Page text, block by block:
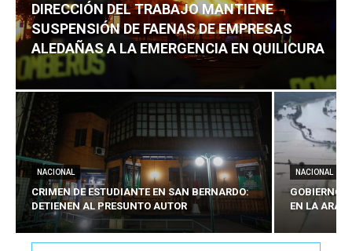
DIRECCIÓN DEL TRABAJO MANTIENE
SUSPENSIÓN DE FAENAS DE EMPRESAS
ALEDAÑAS A LA EMERGENCIA EN QUILICURA
NACIONAL
CRIMEN DE ESTUDIANTE EN SAN BERNARDO:
DETIENEN AL PRESUNTO AUTOR
NACIONAL
GOBIERNO
EN LA